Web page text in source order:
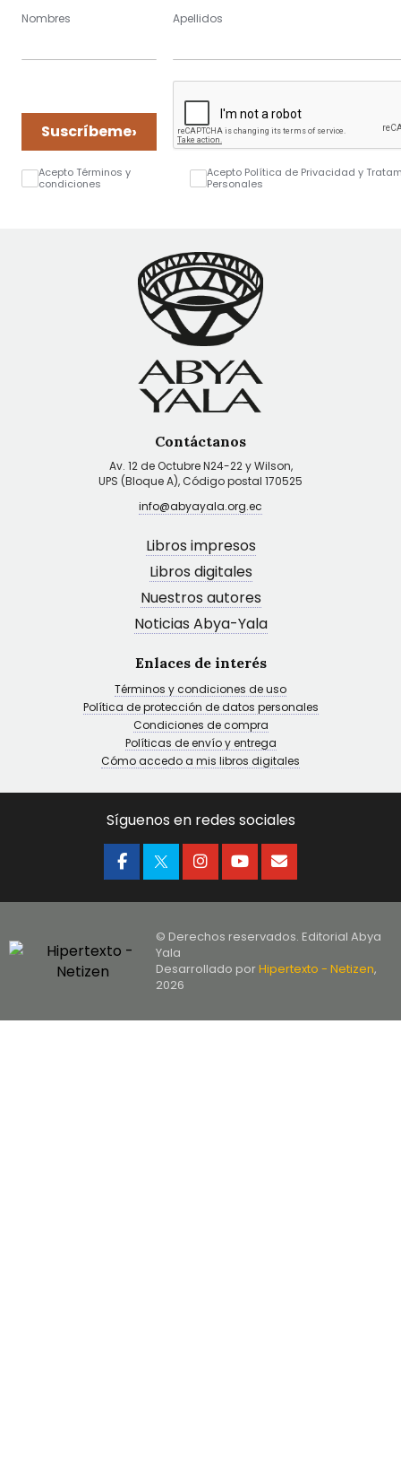
Nombres Apellidos
Suscríbeme›
Acepto Términos y
condiciones
Acepto Política de Privacidad y
Personales
Contáctanos
Av. 12 de Octubre N24-22 y Wilson,
UPS (Bloque A), Código postal 170525
info@abyayala.org.ec
Libros impresos
Libros digitales
Nuestros autores
Noticias Abya-Yala
Enlaces de interés
Términos y condiciones de uso
Política de protección de datos personales
Condiciones de compra
Políticas de envío y entrega
Cómo accedo a mis libros digitales
Síguenos en redes sociales
© Derechos reservados. Editorial Abya
Yala
Desarrollado porHipertexto - Netizen,
2026